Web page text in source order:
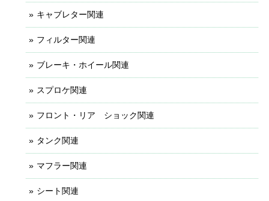
キャブレター関連
フィルター関連
ブレーキ・ホイール関連
スプロケ関連
フロント・リア ショック関連
タンク関連
マフラー関連
シート関連